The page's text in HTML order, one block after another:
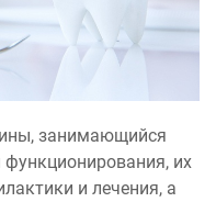
занимающийся
функционирования, их
и лечения, а